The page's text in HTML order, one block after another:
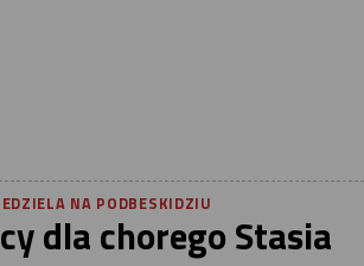
NA PODBESKIDZIU
dla chorego Stasia